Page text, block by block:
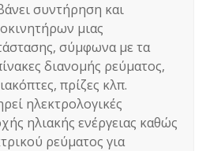
συντήρηση και
μιας
σύμφωνα με τα
διανομής ρεύματος,
πρίζες κλπ.
ηλεκτρολογικές
ηλιακής ενέργειας καθώς
ρεύματος για